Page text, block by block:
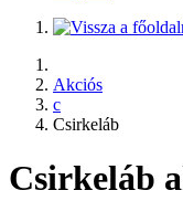
Akciós
c
Csirkeláb
Csirkeláb